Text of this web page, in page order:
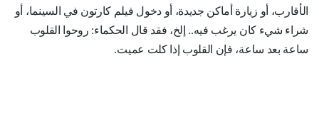
الأقارب، أو زيارة أماكن جديدة، أو دخول فيلم كارتون في السينما، أو
شراء شيء كان يرغب فيه.. إلخ، فقد قال الحكماء: روحوا القلوب
ساعة بعد ساعة، فإن القلوب إذا كلت عميت.